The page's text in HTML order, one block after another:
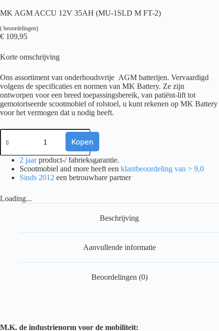
MK AGM ACCU 12V 35AH (MU-1SLD M FT-2)
( beoordelingen)
€ 109,95
Korte omschrijving
Ons assortiment van onderhoudsvrije AGM batterijen. Vervaardigd
volgens de specificaties en normen van MK Battery. Ze zijn
ontworpen voor een breed toepassingsbereik, van patiënt-lift tot
gemotoriseerde scootmobiel of rolstoel, u kunt rekenen op MK Battery
voor het vermogen dat u nodig heeft.
MK
AGM
12V
FT-
Kopen
2 jaarproduct-/ fabrieksgarantie.
Scootmobiel and more heeft een klantbeoordeling van > 9,0
Sinds 2012 een betrouwbare partner
Loading...
Beschrijving
Aanvullende informatie
Beoordelingen (0)
M.K. de industrienorm voor de mobiliteit: